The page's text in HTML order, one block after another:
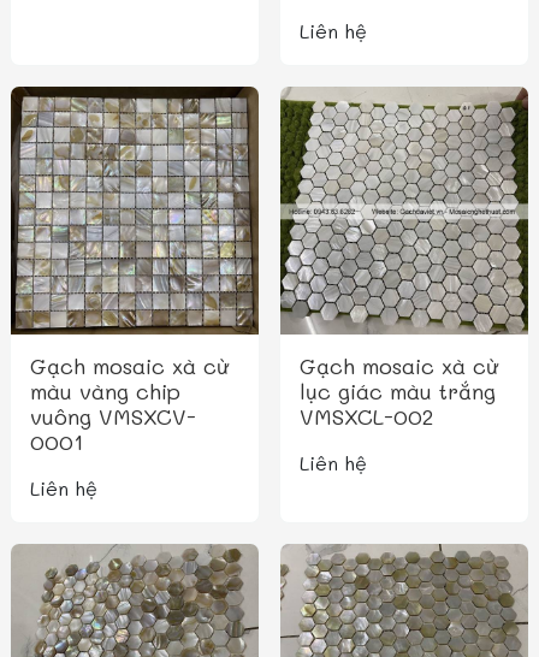
Liên hệ
Gạch mosaic xà cừ
màu vàng chip
vuông VMSXCV-
0001
Liên hệ
Gạch mosaic xà cừ
lục giác màu trắng
VMSXCL-002
Liên hệ